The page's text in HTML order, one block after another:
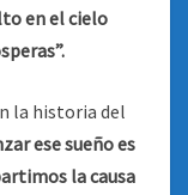
en el cielo
la historia del
ese sueño es
la causa